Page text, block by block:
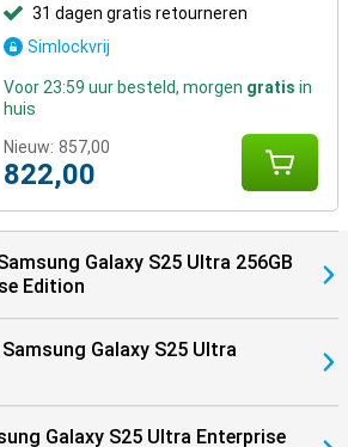
31 dagen gratis retourneren
Simlockvrij
Voor 23:59 uur besteld, morgen gratis in
huis
Nieuw: 857,00
822,00
Galaxy S25 Ultra 256GB
Edition
Galaxy S25 Ultra
Galaxy S25 Ultra Enterprise